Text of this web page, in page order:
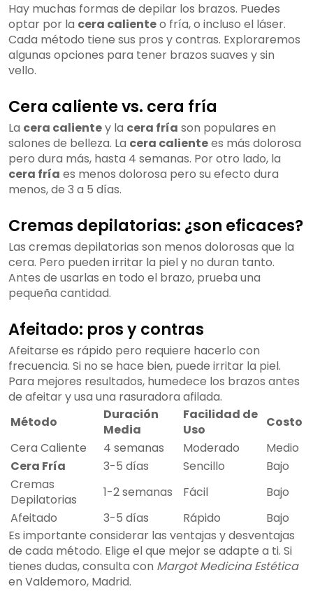
Hay muchas formas de depilar los brazos. Puedes
optar por la cera calienteo fría, o incluso el láser.
Cada método tiene sus pros y contras. Exploraremos
algunas opciones para tener brazos suaves y sin
vello.
Cera caliente vs. cera fría
La cera calientey la cera fría son populares en
salones de belleza. La cera calientees más dolorosa
pero dura más, hasta 4 semanas. Por otro lado, la
cera fría es menos dolorosa pero su efecto dura
menos, de 3 a 5 días.
Cremas depilatorias: ¿son eficaces?
Las cremas depilatorias son menos dolorosas que la
cera. Pero pueden irritar la piel y no duran tanto.
Antes de usarlas en todo el brazo, prueba una
pequeña cantidad.
Afeitado: pros y contras
Afeitarse es rápido pero requiere hacerlo con
frecuencia. Si no se hace bien, puede irritar la piel.
Para mejores resultados, humedece los brazos antes
de afeitar y usa una rasuradora afilada.
Método
Duración
Media
Facilidad de
Uso
Costo
Cera Caliente
4 semanas Moderado
Medio
Cera Fría
3-5 días Sencillo
Bajo
Cremas
Depilatorias
1-2 semanas Fácil
Bajo
Afeitado
3-5 días Rápido
Bajo
Es importante considerar las ventajas y desventajas
de cada método. Elige el que mejor se adapte a ti. Si
tienes dudas, consulta con Margot Medicina Estética
en Valdemoro, Madrid.